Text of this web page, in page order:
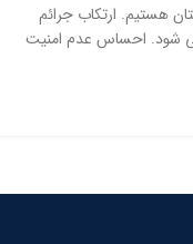
هستیم. ارتکاب جرائم
شود. احساس عدم امنیت